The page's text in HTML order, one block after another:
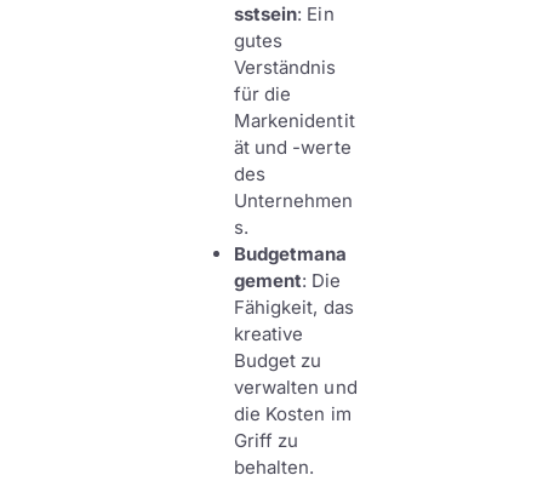
sstsein: Ein
gutes
Verständnis
für die
Markenidentit
ät und -werte
des
Unternehmen
s.
Budgetmana
gement: Die
Fähigkeit, das
kreative
Budget zu
verwalten und
die Kosten im
Griff zu
behalten.